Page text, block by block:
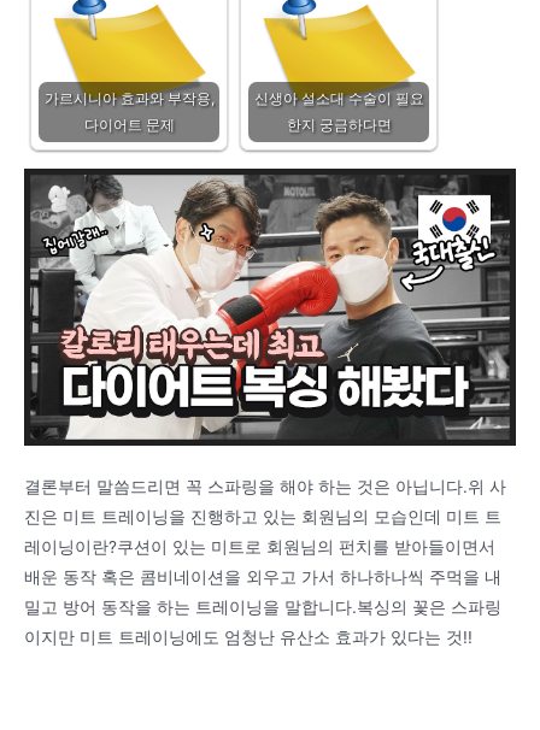
가르시니아 효과와 부작용,
다이어트 문제
신생아 설소대 수술이 필요
한지 궁금하다면
결론부터 말씀드리면 꼭 스파링을 해야 하는 것은 아닙니다.위 사
진은 미트 트레이닝을 진행하고 있는 회원님의 모습인데 미트 트
레이닝이란?쿠션이 있는 미트로 회원님의 펀치를 받아들이면서
배운 동작 혹은 콤비네이션을 외우고 가서 하나하나씩 주먹을 내
밀고 방어 동작을 하는 트레이닝을 말합니다.복싱의 꽃은 스파링
이지만 미트 트레이닝에도 엄청난 유산소 효과가 있다는 것!!